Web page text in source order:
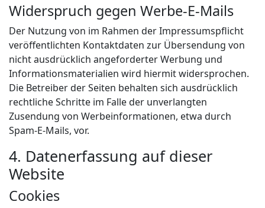
Widerspruch gegen Werbe-E-Mails
Der Nutzung von im Rahmen der Impressumspflicht
veröffentlichten Kontaktdaten zur Übersendung von
nicht ausdrücklich angeforderter Werbung und
Informationsmaterialien wird hiermit widersprochen.
Die Betreiber der Seiten behalten sich ausdrücklich
rechtliche Schritte im Falle der unverlangten
Zusendung von Werbeinformationen, etwa durch
Spam-E-Mails, vor.
4. Datenerfassung auf dieser
Website
Cookies